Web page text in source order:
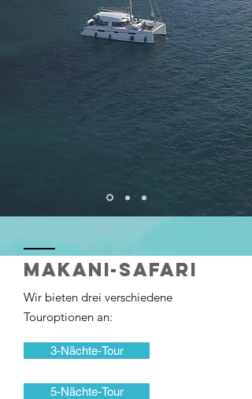
Makani-Safari
Wir bieten drei verschiedene
Touroptionen an:
3-Nächte-Tour
5-Nächte-Tour